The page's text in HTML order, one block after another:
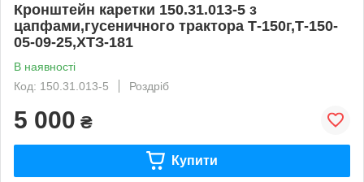
Кронштейн каретки 150.31.013-5 з
цапфами,гусеничного трактора Т-150г,Т-150-
05-09-25,ХТЗ-181
В наявності
Код: 150.31.013-5
Роздріб
5 000 ₴
Купити